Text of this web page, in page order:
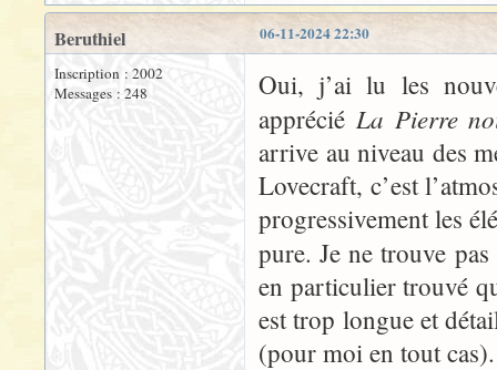
06-11-2024 22:30
Beruthiel
Inscription : 2002
Messages : 248
Oui, j’ai lu les
apprécié La Pierre
arrive au niveau des
Lovecraft, c’est
progressivement les
pure. Je ne trouve
en particulier trouvé
est trop longue et
(pour moi en tout cas).